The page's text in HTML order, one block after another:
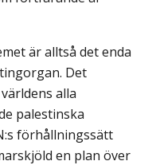
är alltså det enda
Det
alla
palestinska
förhållningssätt
en plan över